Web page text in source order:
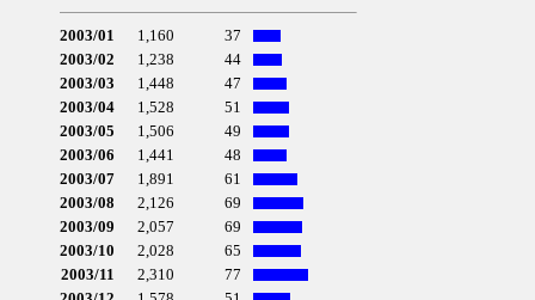
2003/01 1,160
37
2003/02
1,238
44
2003/03
1,448
47
2003/04
1,528
51
2003/05
1,506
49
2003/06
1,441
48
2003/07
1,891
61
2003/08
2,126
69
2003/09
2,057
69
2003/10
2,028
65
2003/11
2,310
77